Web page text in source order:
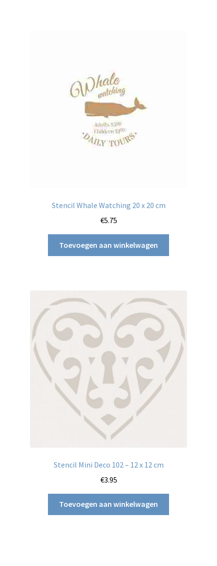
Stencil Whale Watching 20 x 20 cm
€5.75
Toevoegen aan winkelwagen
Stencil Mini Deco 102 – 12 x 12 cm
€3.95
Toevoegen aan winkelwagen